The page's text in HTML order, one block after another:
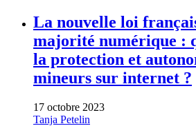
La nouvelle loi
majorité numérique :
la protection et
mineurs sur internet ?
17 octobre 2023
Tanja Petelin